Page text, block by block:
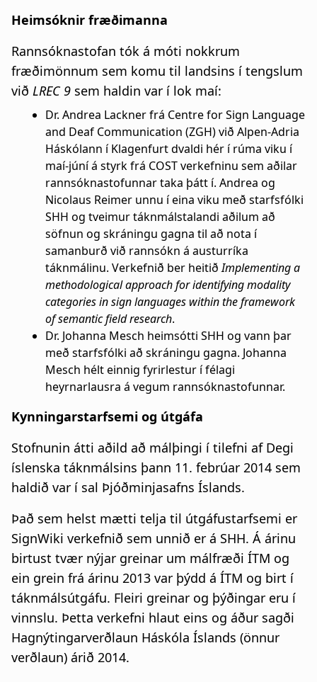
Heimsóknir fræðimanna
Rannsóknastofan tók á móti nokkrum
fræðimönnum sem komu til landsins í tengslum
við LREC 9 sem haldin var í lok maí:
Dr. Andrea Lackner frá Centre for Sign Language
and Deaf Communication (ZGH) við Alpen-Adria
Háskólann í Klagenfurt dvaldi hér í rúma viku í
maí-júní á styrk frá COST verkefninu sem aðilar
rannsóknastofunnar taka þátt í. Andrea og
Nicolaus Reimer unnu í eina viku með starfsfólki
SHH og tveimur táknmálstalandi aðilum að
söfnun og skráningu gagna til að nota í
samanburð við rannsókn á austurríka
táknmálinu. Verkefnið ber heitiðImplementing a
methodological approach for identifying modality
categories in sign languages within the framework
of semantic field research.
Dr. Johanna Mesch heimsótti SHH og vann þar
með starfsfólki að skráningu gagna. Johanna
Mesch hélt einnig fyrirlestur í félagi
heyrnarlausra á vegum rannsóknastofunnar.
Kynningarstarfsemi og útgáfa
Stofnunin átti aðild að málþingi í tilefni af Degi
íslenska táknmálsins þann 11. febrúar 2014 sem
haldið var í sal Þjóðminjasafns Íslands.
Það sem helst mætti telja til útgáfustarfsemi er
SignWiki verkefnið sem unnið er á SHH. Á árinu
birtust tvær nýjar greinar um málfræði ÍTM og
ein grein frá árinu 2013 var þýdd á ÍTM og birt í
táknmálsútgáfu. Fleiri greinar og þýðingar eru í
vinnslu. Þetta verkefni hlaut eins og áður sagði
Hagnýtingarverðlaun Háskóla Íslands (önnur
verðlaun) árið 2014.